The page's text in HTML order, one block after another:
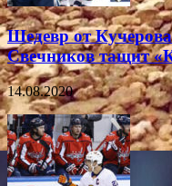
Шедевр от
Свечников тащит
14.08.2020